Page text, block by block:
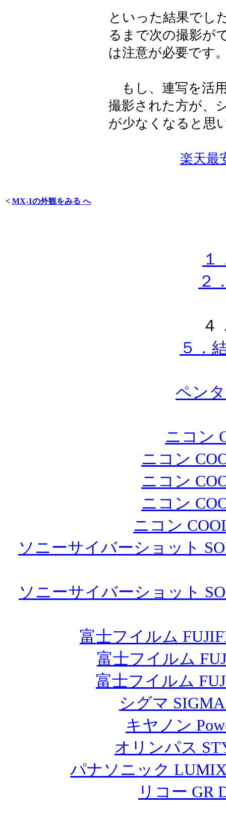
といった結果でし
るまで次の撮影が
は注意が必要です
もし、連写を活
撮影された方が、
が少なくなると思
楽天最
< MX-1の外観をみる へ
１
２
４
５．
ペン
ニコン
ニコン
ニコン
ニコン
ニコン
ソニーサイバーショット
ソニーサイバーショット
富士フイルム
富士フイルム
富士フイルム
シグマ
キヤノン
オリンパス
パナソニック
リコー GR